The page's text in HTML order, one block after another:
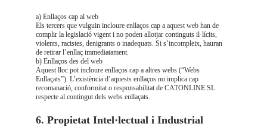
a) Enllaços cap al web
Els tercers que vulguin incloure enllaços cap a aquest web han de
complir la legislació vigent i no poden allotjar continguts il·lícits,
violents, racistes, denigrants o inadequats. Si s’incompleix, hauran
de retirar l’enllaç immediatament.
b) Enllaços des del web
Aquest lloc pot incloure enllaços cap a altres webs (“Webs
Enllaçats”). L’existència d’aquests enllaços no implica cap
recomanació, conformitat o responsabilitat de CATONLINE SL
respecte al contingut dels webs enllaçats.
6. Propietat Intel·lectual i Industrial